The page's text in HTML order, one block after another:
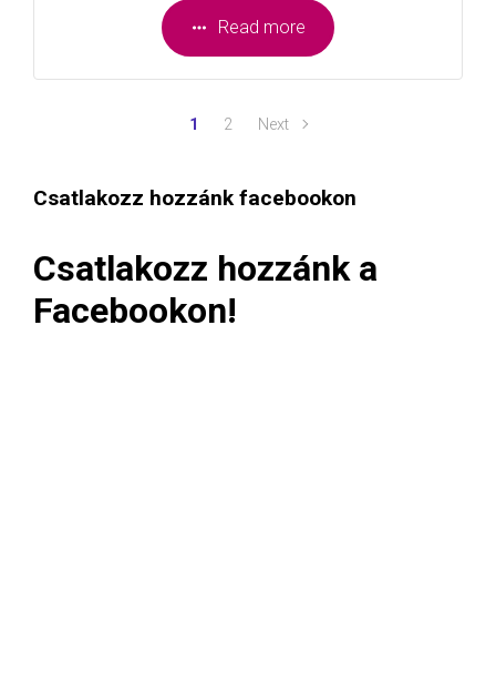
Read more
1 2 Next
Csatlakozz hozzánk facebookon
Csatlakozz hozzánk a
Facebookon!